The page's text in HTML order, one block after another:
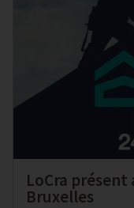
LoCra présent
Bruxelles